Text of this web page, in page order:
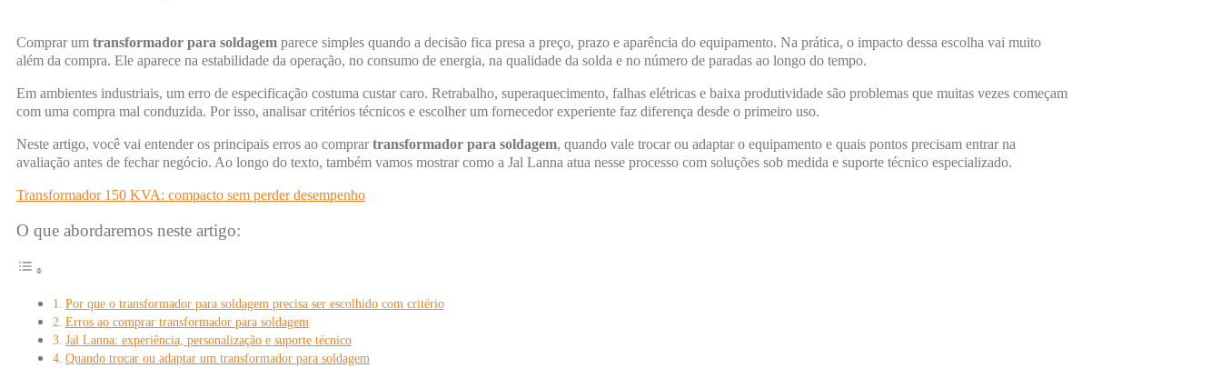
Comprar um transformador para soldagem parece simples quando a decisão fica presa a preço, prazo e aparência do equipamento. Na prática, o impacto dessa escolha vai muito
além da compra. Ele aparece na estabilidade da operação, no consumo de energia, na qualidade da solda e no número de paradas ao longo do tempo.
Em ambientes industriais, um erro de especificação costuma custar caro. Retrabalho, superaquecimento, falhas elétricas e baixa produtividade são problemas que muitas vezes começam
com uma compra mal conduzida. Por isso, analisar critérios técnicos e escolher um fornecedor experiente faz diferença desde o primeiro uso.
Neste artigo, você vai entender os principais erros ao comprartransformador para soldagem, quando vale trocar ou adaptar o equipamento e quais pontos precisam entrar na
avaliação antes de fechar negócio. Ao longo do texto, também vamos mostrar como a Jal Lanna atua nesse processo com soluções sob medida e suporte técnico especializado.
Transformador 150 KVA: compacto sem perder desempenho
O que abordaremos neste artigo:
Por que o transformador para soldagem precisa ser escolhido com critério
Erros ao comprar transformador para soldagem
Jal Lanna: experiência, personalização e suporte técnico
Quando trocar ou adaptar um transformador para soldagem